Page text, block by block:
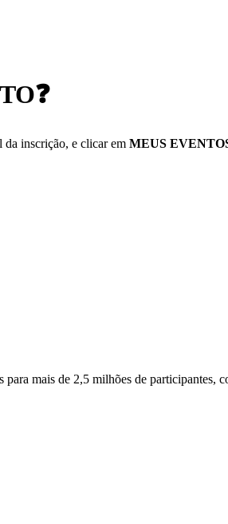
❓
da inscrição, e clicar em MEUS
mais de 2,5 milhões de participantes,